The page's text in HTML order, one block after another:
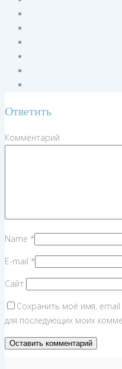
Ответить
Комментарий
Name *
E-mail *
Сайт
Сохранить моё имя,
для последующих моих